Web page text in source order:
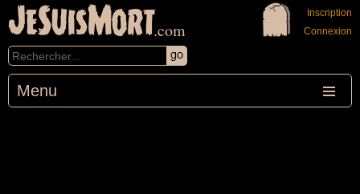
JeSuisMort.com
Menu
Inscription
Connexion